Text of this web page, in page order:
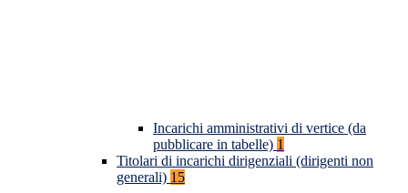
Incarichi amministrativi di vertice (da
pubblicare in tabelle) 1
Titolari di incarichi dirigenziali (dirigenti non
generali) 15